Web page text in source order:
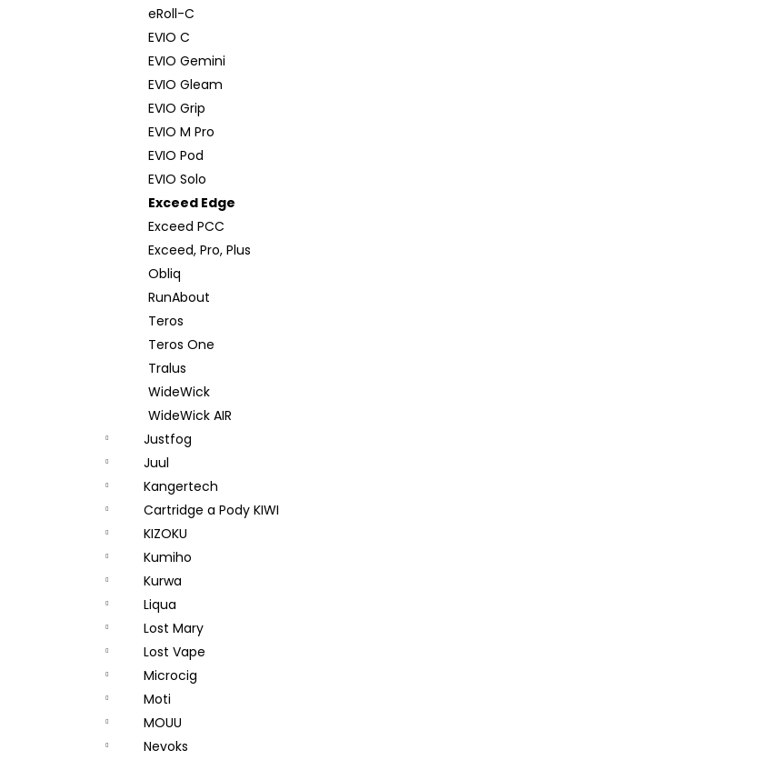
eRoll-C
EVIO C
EVIO Gemini
EVIO Gleam
EVIO Grip
EVIO M Pro
EVIO Pod
EVIO Solo
Exceed Edge
Exceed PCC
Exceed, Pro, Plus
Obliq
RunAbout
Teros
Teros One
Tralus
WideWick
WideWick AIR
Justfog
Juul
Kangertech
Cartridge a Pody KIWI
KIZOKU
Kumiho
Kurwa
Liqua
Lost Mary
Lost Vape
Microcig
Moti
MOUU
Nevoks